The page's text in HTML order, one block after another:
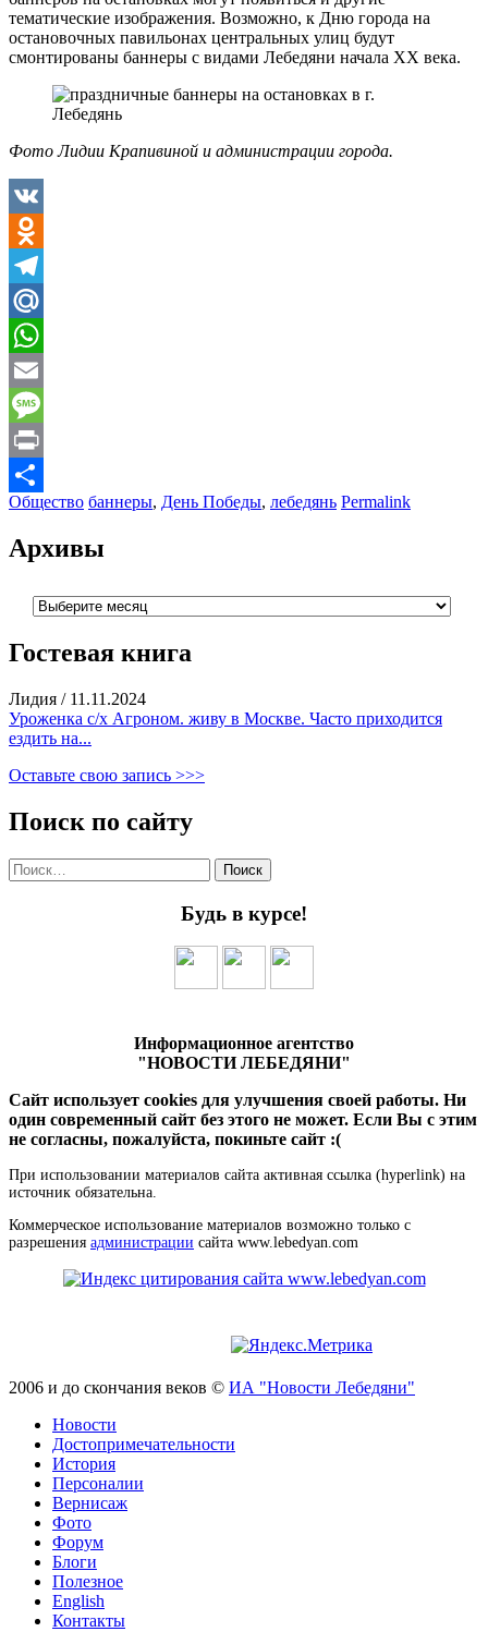
тематические изображения. Возможно, к Дню города на
остановочных павильонах центральных улиц будут
смонтированы баннеры с видами Лебедяни начала ХХ века.
Фото Лидии Крапивиной и администрации города.
VK
Odnoklassniki
Telegram
Mail.Ru
WhatsApp
Email
Message
Print
Отправить
Общество баннеры, День Победы, лебедянь Permalink
Архивы
Архивы
Гостевая книга
Лидия / 11.11.2024
Уроженка с/х Агроном. живу в Москве. Часто приходится
ездить на...
Оставьте свою запись >>>
Поиск по сайту
Найти:
Будь в курсе!
Информационное агентство
"НОВОСТИ ЛЕБЕДЯНИ"
Сайт использует cookies для улучшения своей работы. Ни
один современный сайт без этого не может. Если Вы с этим
не согласны, пожалуйста, покиньте сайт :(
При использовании материалов сайта активная ссылка (hyperlink) на
источник обязательна.
Коммерческое использование материалов возможно только с
разрешения администрации сайта www.lebedyan.com
2006 и до скончания веков © ИА "Новости Лебедяни"
Новости
Достопримечательности
История
Персоналии
Вернисаж
Фото
Форум
Блоги
Полезное
English
Контакты